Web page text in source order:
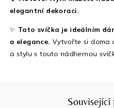
elegantní dekoraci.
✨ Tato svíčka je ideálním
a elegance. Vytvořte si doma
a stylu s touto nádhernou